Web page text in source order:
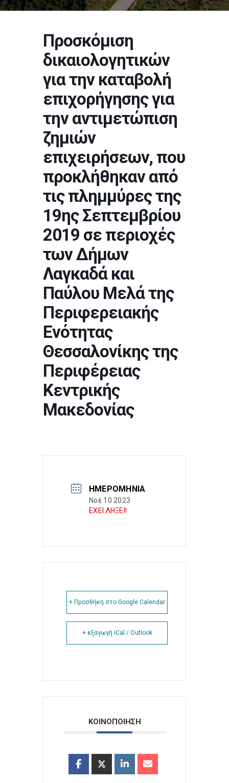
Προσκόμιση
δικαιολογητικών
για την καταβολή
επιχορήγησης για
την αντιμετώπιση
ζημιών
επιχειρήσεων, που
προκλήθηκαν από
τις πλημμύρες της
19ης Σεπτεμβρίου
2019 σε περιοχές
των Δήμων
Λαγκαδά και
Παύλου Μελά της
Περιφερειακής
Ενότητας
Θεσσαλονίκης της
Περιφέρειας
Κεντρικής
Μακεδονίας
ΗΜΕΡΟΜΗΝΊΑ
Νοέ 10 2023
ΕΧΕΙ ΛΗΞΕΙ!
+ Προσθήκη στο Google Calendar
+ εξαγωγή iCal / Outlook
ΚΟΙΝΟΠΟΙΗΣΗ